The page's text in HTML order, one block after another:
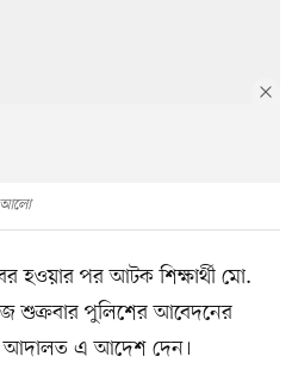
আলো
হওয়ার পর আটক শিক্ষার্থী মো.
শুক্রবার পুলিশের আবেদনের
আদালত এ আদেশ দেন।